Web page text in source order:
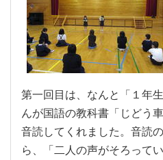
第一回目は、なんと「１年
んが国語の教科書「じどう
音読してくれました。音読
ら、「二人の声がそろって